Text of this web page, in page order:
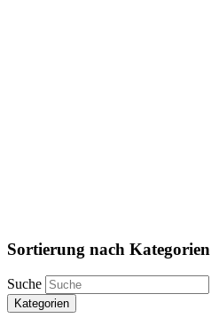
Sortierung nach Kategorien
Suche
Kategorien